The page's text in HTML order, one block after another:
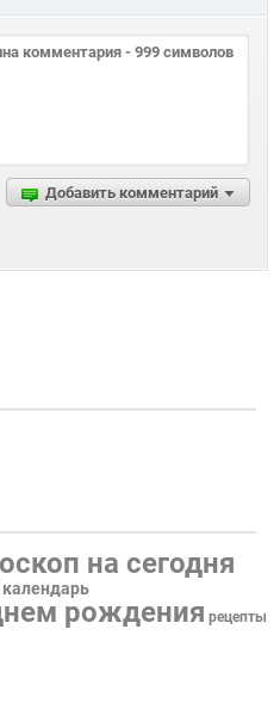
Добавить комментарий
на сегодня
рождения рецепты